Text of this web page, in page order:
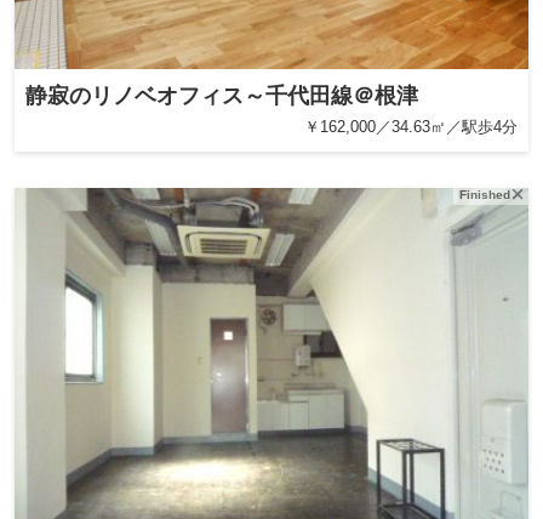
静寂のリノベオフィス～千代田線＠根津
￥162,000／34.63㎡／駅歩4分
Finished